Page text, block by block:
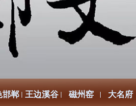
邯郸 王边溪谷 磁州窑 大名府